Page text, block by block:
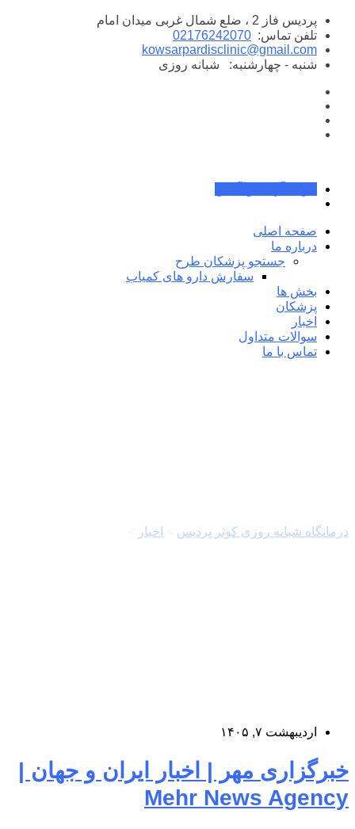
پرش
محتوا
پردیس فاز 2 ، ضلع شمال غربی میدان امام
تلفن تماس: 02176242070
kowsarpardisclinic@gmail.com
شنبه - چهارشنبه:
شبانه روزی
صفحه اصلی
درباره ما
جستجو پزشکان طرح
سفارش دارو های کمیاب
بخش ها
پزشکان
اخبار
سوالات متداول
تماس با ما
درمانگاه شبانه روزی کوثر پردیس اخبار
اردیبهشت ۷, ۱۴۰۵
خبرگزاری مهر | اخبار ایران و جهان |
Mehr News Agency